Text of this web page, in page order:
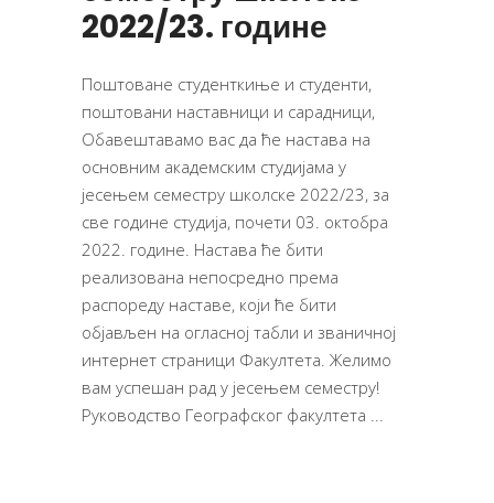
2022/23. године
Поштоване студенткиње и студенти,
поштовани наставници и сарадници,
Обавештавамо вас да ће настава на
основним академским студијама у
јесењем семестру школске 2022/23, за
све године студија, почети 03. октобра
2022. године. Настава ће бити
реализована непосредно према
распореду наставе, који ће бити
објављен на огласној табли и званичној
интернет страници Факултета. Желимо
вам успешан рад у јесењем семестру!
Руководство Географског факултета